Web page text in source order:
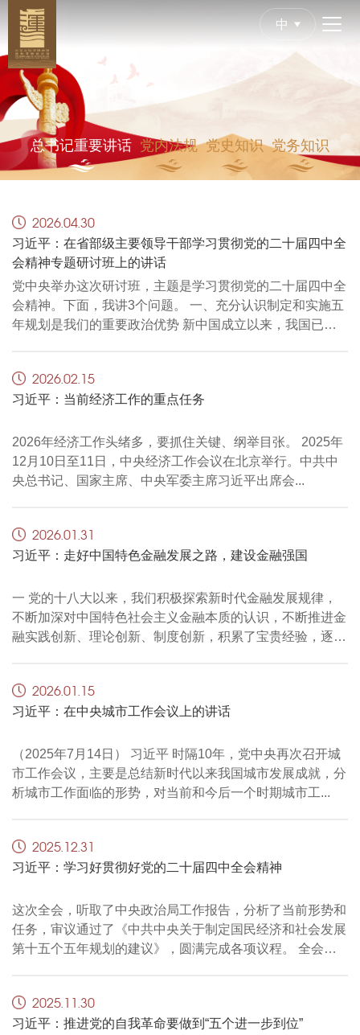
中
总书记重要讲话 党内法规 党史知识 党务知识
2026.04.30
习近平：在省部级主要领导干部学习贯彻党的二十届四中全
会精神专题研讨班上的讲话
党中央举办这次研讨班 ， 主题是学习贯彻党的二十届四中全
会精神。下面 ， 我讲3个问题。 一、充分认识制定和实施五
年规划是我们的重要政治优势 新中国成立以来 ， 我国已经
2026.02.15
习近平：当前经济工作的重点任务
2026年经济工作头绪多 ， 要抓住关键、纲举目张。 2025年
12月10日至11日
， 中央经济工作会议在北京举行。中共中
央总书记、国家主席、中央军委主席习近平出席会...
2026.01.31
习近平：走好中国特色金融发展之路，建设金融强国
一 党的十八大以来 ， 我们积极探索新时代金融发展规律，
不断加深对中国特色社会主义金融本质的认识 ， 不断推进金
融实践创新、理论创新、制度创新，积累了宝贵经验 ， 逐步
2026.01.15
习近平：在中央城市工作会议上的讲话
（2025年7月14日） 习近平 时隔10年 ， 党中央再次召开城
市工作会议，主要是总结新时代以来我国城市发展成就 ， 分
析城市工作面临的形势，对当前和今后一个时期城市工...
2025.12.31
习近平：学习好贯彻好党的二十届四中全会精神
这次全会 ， 听取了中央政治局工作报告，分析了当前形势和
任务 ， 审议通过了《中共中央关于制定国民经济和社会发展
第十五个五年规划的建议》，圆满完成各项议程。
全会通
2025.11.30
习近平：推进党的自我革命要做到“五个进一步到位”